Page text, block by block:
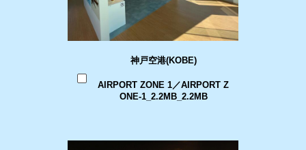
神戸空港(KOBE)
AIRPORT ZONE 1／AIRPORT Z
ONE-1_2.2MB_2.2MB